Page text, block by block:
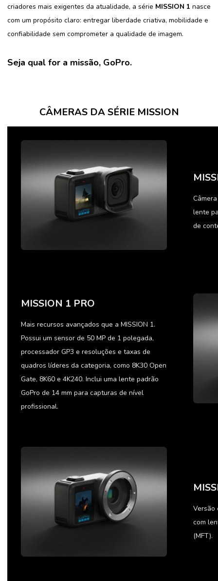
criadores mais exigentes da atualidade, a série MISSION 1 nasce
com um propósito claro: entregar liberdade criativa, mobilidade e
confiabilidade sem comprometer a qualidade de imagem.
Seja qual for a missão, GoPro.
CÂMERAS DA SÉRIE MISSION
lente
de
MISSION 1 PRO
Mais recursos avançados que a MISSION 1.
Possui um sensor de 50 MP de 1 polegada,
processador GP3 e resoluções e taxas de
quadros líderes da categoria, como 8K30 Open
Gate, 8K60 e 4K240. Inclui uma lente padrão
GoPro de 14 mm para capturas de nível
profissional.
Versão
com
(MFT).